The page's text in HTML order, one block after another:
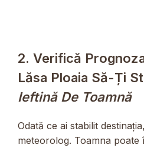
2. Verifică
Lăsa Ploaia Să-Ți
Ieftină De Toamnă
Odată ce ai stabilit
meteorolog. Toamna poate